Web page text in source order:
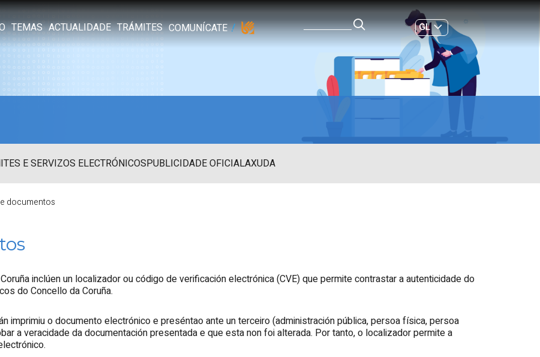
TEMAS ACTUALIDADE TRÁMITES COMUNÍCATE
GL
ES|
E SERVIZOS ELECTRÓNICOSPUBLICIDADE OFICIALAXUDA
documentos
inclúen un localizador ou código de verificación electrónica (CVE) que permite contrastar a autenticidade do
do Concello da Coruña.
imprimiu o documento electrónico e preséntao ante un terceiro (administración pública, persoa física, persoa
a veracidade da documentación presentada e que esta non foi alterada. Por tanto, o localizador permite a